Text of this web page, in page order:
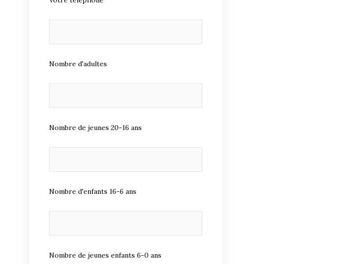
Nombre d'adultes
Nombre de jeunes 20-16 ans
Nombre d'enfants 16-6 ans
Nombre de jeunes enfants 6-0 ans